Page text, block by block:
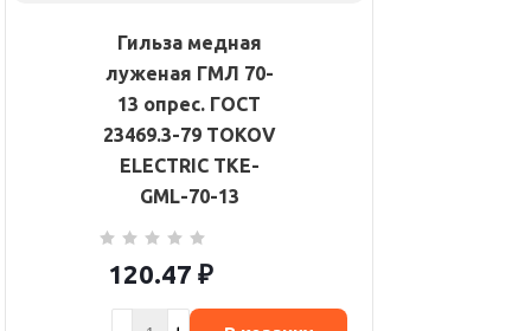
Гильза медная
луженая ГМЛ 70-
13 опрес. ГОСТ
23469.3-79 TOKOV
ELECTRIC TKE-
GML-70-13
120.47 ₽